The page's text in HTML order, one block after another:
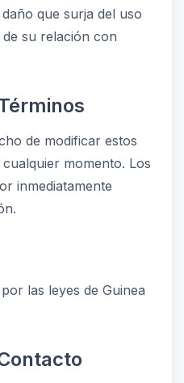
que surja del uso
su relación con
de modificar estos
momento. Los
inmediatamente
las leyes de Guinea